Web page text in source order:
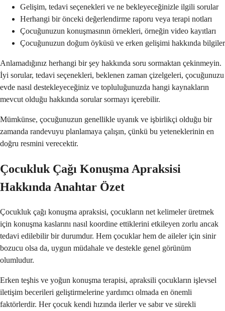
Gelişim, tedavi seçenekleri ve ne bekleyeceğinizle ilgili sorular
Herhangi bir önceki değerlendirme raporu veya terapi notları
Çocuğunuzun konuşmasının örnekleri, örneğin video kayıtları
Çocuğunuzun doğum öyküsü ve erken gelişimi hakkında bilgiler
Anlamadığınız herhangi bir şey hakkında soru sormaktan çekinmeyin.
İyi sorular, tedavi seçenekleri, beklenen zaman çizelgeleri, çocuğunuzu
evde nasıl destekleyeceğiniz ve topluluğunuzda hangi kaynakların
mevcut olduğu hakkında sorular sormayı içerebilir.
Mümkünse, çocuğunuzun genellikle uyanık ve işbirlikçi olduğu bir
zamanda randevuyu planlamaya çalışın, çünkü bu yeteneklerinin en
doğru resmini verecektir.
Çocukluk Çağı Konuşma Apraksisi
Hakkında Anahtar Özet
Çocukluk çağı konuşma apraksisi, çocukların net kelimeler üretmek
için konuşma kaslarını nasıl koordine ettiklerini etkileyen zorlu ancak
tedavi edilebilir bir durumdur. Hem çocuklar hem de aileler için sinir
bozucu olsa da, uygun müdahale ve destekle genel görünüm
olumludur.
Erken teşhis ve yoğun konuşma terapisi, apraksili çocukların işlevsel
iletişim becerileri geliştirmelerine yardımcı olmada en önemli
faktörlerdir. Her çocuk kendi hızında ilerler ve sabır ve sürekli